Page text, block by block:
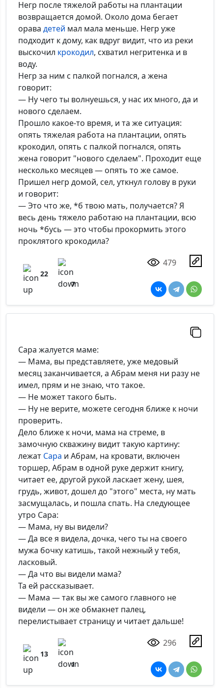
Негр после тяжелой работы на плантации
возвращается домой. Около дома бегает
орава детей мал мала меньше. Негр уже
подходит к дому, как вдруг видит, что из реки
выскочил крокодил, схватил негритенка и в
воду.
Негр за ним с палкой погнался, а жена
говорит:
— Ну чего ты волнуешься, у нас их много, да и
нового сделаем.
Прошло какое-то время, и та же ситуация:
опять тяжелая работа на плантации, опять
крокодил, опять с палкой погнался, опять
жена говорит "нового сделаем". Проходит еще
несколько месяцев — опять то же самое.
Пришел негр домой, сел, уткнул голову в руки
и говорит:
— Это что же, *б твою мать, получается? Я
весь день тяжело работаю на плантации, всю
ночь *бусь — это чтобы прокормить этого
проклятого крокодила?
22
7
479
Сара жалуется маме:
— Мама, вы представляете, уже медовый
месяц заканчивается, а Абрам меня ни разу не
имел, прям и не знаю, что такое.
— Не может такого быть.
— Ну не верите, можете сегодня ближе к ночи
проверить.
Дело ближе к ночи, мама на стреме, в
замочную скважину видит такую картину:
лежат Сара и Абрам, на кровати, включен
торшер, Абрам в одной руке держит книгу,
читает ее, другой рукой ласкает жену, шея,
грудь, живот, дошел до "этого" места, ну мать
засмущалась, и пошла спать. На следующее
утро Сара:
— Мама, ну вы видели?
— Да все я видела, дочка, чего ты на своего
мужа бочку катишь, такой нежный у тебя,
ласковый.
— Да что вы видели мама?
Та ей рассказывает.
— Мама — так вы же самого главного не
видели — он же обмакнет палец,
перелистывает страницу и читает дальше!
13
1
296